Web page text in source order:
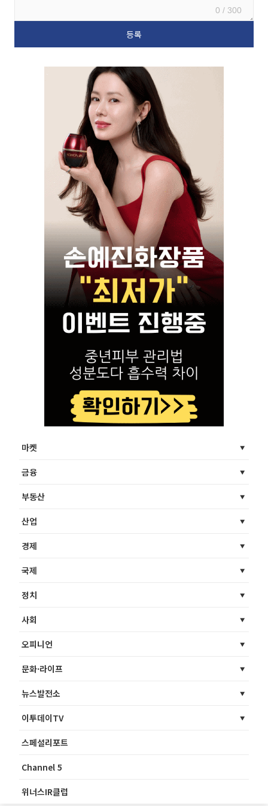
0 / 300
마켓
금융
부동산
산업
경제
국제
정치
사회
오피니언
문화·라이프
뉴스발전소
이투데이TV
스페셜리포트
Channel 5
위너스IR클럽